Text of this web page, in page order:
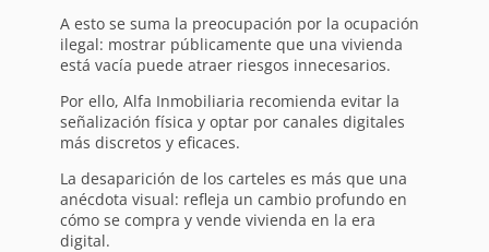
A esto se suma la preocupación por la ocupación
ilegal: mostrar públicamente que una vivienda
está vacía puede atraer riesgos innecesarios.
Por ello, Alfa Inmobiliaria recomienda evitar la
señalización física y optar por canales digitales
más discretos y eficaces.
La desaparición de los carteles es más que una
anécdota visual: refleja un cambio profundo en
cómo se compra y vende vivienda en la era
digital.